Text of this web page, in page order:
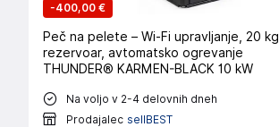
-400,00 €
Peč na pelete – Wi-Fi upravljanje, 20 kg
rezervoar, avtomatsko ogrevanje
THUNDER® KARMEN-BLACK 10 kW
Na voljo v 2-4 delovnih dneh
Prodajalec sellBEST